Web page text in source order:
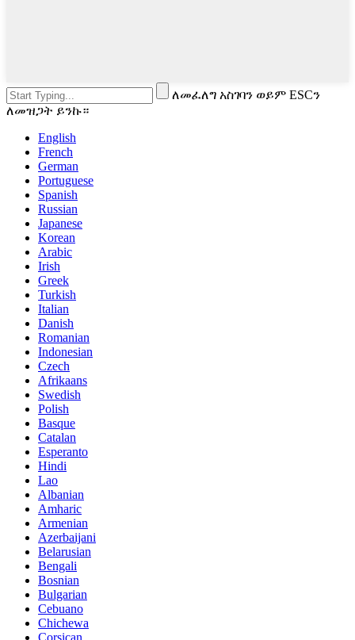
ለመፈለግ አስገባን ወይም ESCን
ለመዝጋት ይንኩ።
English
French
German
Portuguese
Spanish
Russian
Japanese
Korean
Arabic
Irish
Greek
Turkish
Italian
Danish
Romanian
Indonesian
Czech
Afrikaans
Swedish
Polish
Basque
Catalan
Esperanto
Hindi
Lao
Albanian
Amharic
Armenian
Azerbaijani
Belarusian
Bengali
Bosnian
Bulgarian
Cebuano
Chichewa